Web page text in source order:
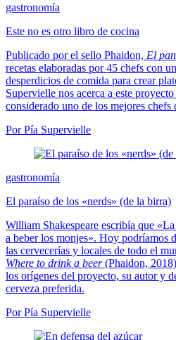
gastronomía
Este no es otro libro de cocina
Publicado por el sello Phaidon, El
recetas elaboradas por 45 chefs con
desperdicios de comida para crear
Supervielle nos acerca a este
considerado uno de los mejores chefs
Por Pía Supervielle
gastronomía
El paraíso de los «nerds» (de la birra)
William Shakespeare escribía que
a beber los monjes». Hoy podríamos
las cervecerías y locales de todo el
Where to drink a beer(Phaidon,
los orígenes del proyecto, su autor y
cerveza preferida.
Por Pía Supervielle